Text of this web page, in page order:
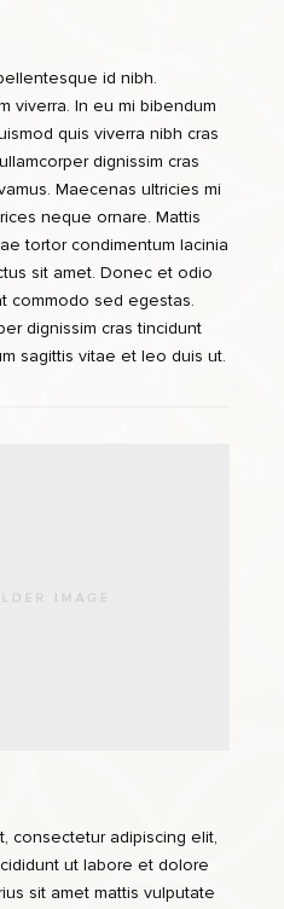
id nibh.
viverra. In eu mi bibendum
quis viverra nibh cras
dignissim cras
Maecenas ultricies mi
neque ornare. Mattis
tortor condimentum lacinia
sit amet. Donec et odio
commodo sed egestas.
dignissim cras tincidunt
sagittis vitae et leo duis ut.
consectetur adipiscing elit,
ut labore et dolore
sit amet mattis vulputate